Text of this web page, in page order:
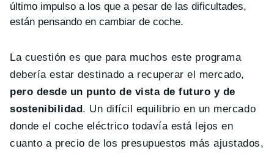
último impulso a los que a pesar de las dificultades,
están pensando en cambiar de coche.
La cuestión es que para muchos este programa
debería estar destinado a recuperar el mercado,
pero desde un punto de vista de futuro y de
sostenibilidad . Un difícil equilibrio en un mercado
donde el coche eléctrico todavía está lejos en
cuanto a precio de los presupuestos más ajustados,